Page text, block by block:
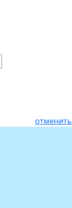
отменить